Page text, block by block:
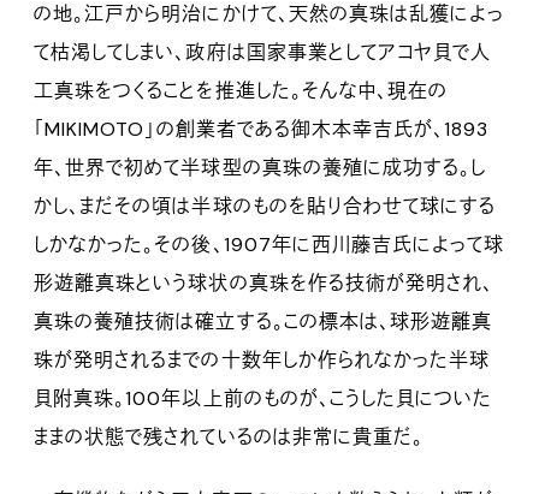
の地。江戸から明治にかけて、天然の真珠は乱獲によっ
て枯渇してしまい、政府は国家事業としてアコヤ貝で人
工真珠をつくることを推進した。そんな中、現在の
「MIKIMOTO」の創業者である御木本幸吉氏が、1893
年、世界で初めて半球型の真珠の養殖に成功する。し
かし、まだその頃は半球のものを貼り合わせて球にする
しかなかった。その後、1907年に西川藤吉氏によって球
形遊離真珠という球状の真珠を作る技術が発明され、
真珠の養殖技術は確立する。この標本は、球形遊離真
珠が発明されるまでの十数年しか作られなかった半球
貝附真珠。100年以上前のものが、こうした貝についた
ままの状態で残されているのは非常に貴重だ。